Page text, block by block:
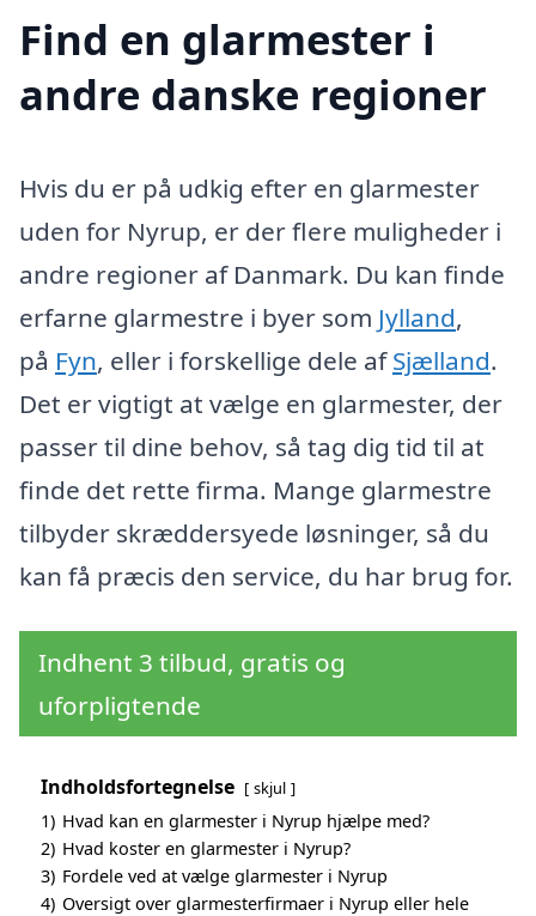
Find en glarmester i
andre danske regioner
Hvis du er på udkig efter en glarmester
uden for Nyrup, er der flere muligheder i
andre regioner af Danmark. Du kan finde
erfarne glarmestre i byer som Jylland,
på Fyn, eller i forskellige dele afSjælland.
Det er vigtigt at vælge en glarmester, der
passer til dine behov, så tag dig tid til at
finde det rette firma. Mange glarmestre
tilbyder skræddersyede løsninger, så du
kan få præcis den service, du har brug for.
Indhent 3 tilbud, gratis og
uforpligtende
Indholdsfortegnelse skjul
1) Hvad kan en glarmester i Nyrup hjælpe med?
2) Hvad koster en glarmester i Nyrup?
3) Fordele ved at vælge glarmester i Nyrup
4) Oversigt over glarmesterfirmaer i Nyrup eller hele